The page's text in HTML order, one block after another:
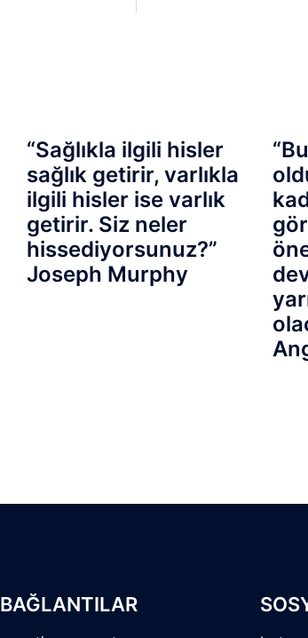
“Sağlıkla ilgili hisler
sağlık getirir, varlıkla
ilgili hisler ise varlık
getirir. Siz neler
hissediyorsunuz?”
Joseph Murphy
BAĞLANTILAR